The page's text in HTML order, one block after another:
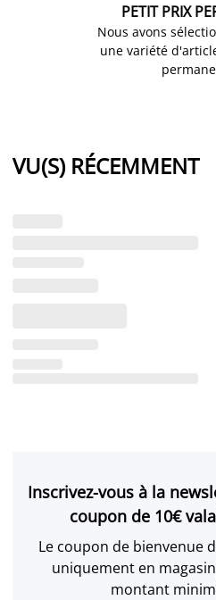
PETIT PRIX
Nous avons
une variété
VU(S) RÉCEMMENT
Inscrivez-vous à la
coupon de 10€
Le coupon de bienvenue
uniquement en
montant